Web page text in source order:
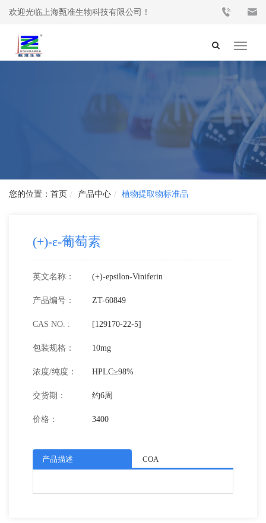
欢迎光临上海甄准生物科技有限公司！
Toggle
首页 产品中心 植物提取物标准品
(+)-ε-葡萄素
英文名称： (+)-epsilon-Viniferin
产品编号： ZT-60849
CAS NO. : [129170-22-5]
包装规格： 10mg
浓度/纯度： HPLC≥98%
交货期： 约6周
价格： 3400
产品描述 COA